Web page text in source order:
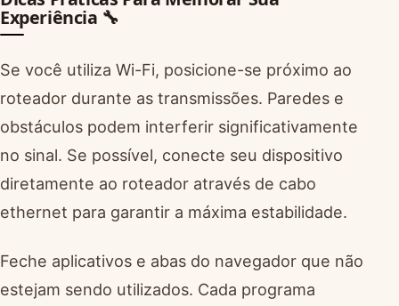
Experiência 🔧
Se você utiliza Wi-Fi, posicione-se próximo ao
roteador durante as transmissões. Paredes e
obstáculos podem interferir significativamente
no sinal. Se possível, conecte seu dispositivo
diretamente ao roteador através de cabo
ethernet para garantir a máxima estabilidade.
Feche aplicativos e abas do navegador que não
estejam sendo utilizados. Cada programa